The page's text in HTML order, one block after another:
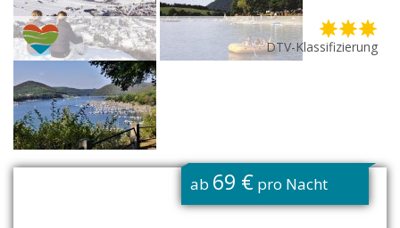
DTV-Klassifizierung
ab 69 € pro Nacht